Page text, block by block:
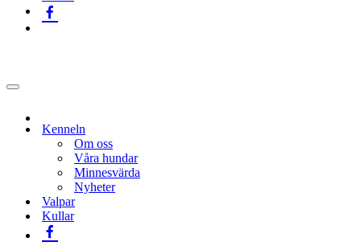
Navigeringsmeny
Kenneln
Om oss
Våra hundar
Minnesvärda
Nyheter
Valpar
Kullar